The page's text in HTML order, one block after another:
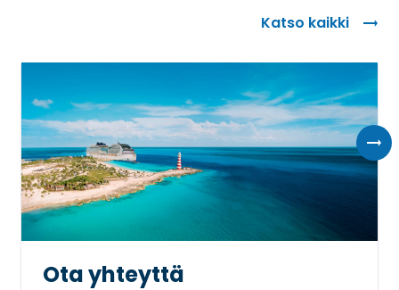
Katso kaikki
Ota yhteyttä